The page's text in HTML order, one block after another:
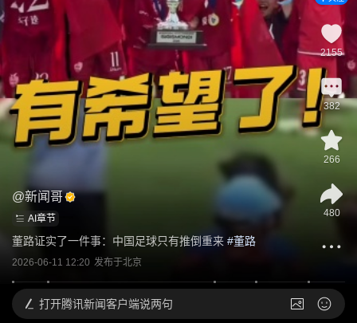
@新闻哥
AI章节
董路证实了一件事：中国足球只有推倒重来 #董路
2026-06-11 12:20 发布于北京
2155
382
266
480
打开腾讯新闻客户端说两句